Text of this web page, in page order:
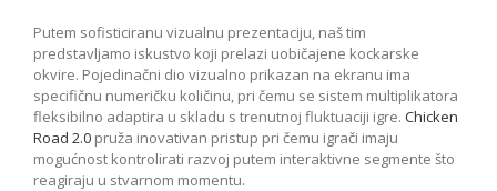
Putem sofisticiranu vizualnu prezentaciju, naš tim
predstavljamo iskustvo koji prelazi uobičajene kockarske
okvire. Pojedinačni dio vizualno prikazan na ekranu ima
specifičnu numeričku količinu, pri čemu se sistem multiplikatora
fleksibilno adaptira u skladu s trenutnoj fluktuaciji igre. Chicken
Road 2.0 pruža inovativan pristup pri čemu igrači imaju
mogućnost kontrolirati razvoj putem interaktivne segmente što
reagiraju u stvarnom momentu.